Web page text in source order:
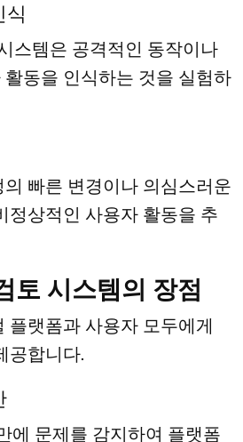
식
스템은 공격적인 동작이나
동을 인식하는 것을 실험하
빠른 변경이나 의심스러운
정상적인 사용자 활동을 추
토 시스템의 장점
플랫폼과 사용자 모두에게
공합니다.
에 문제를 감지하여 플랫폼